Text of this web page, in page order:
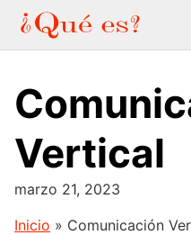
Saltar
contenido
Vertical
marzo 21, 2023
Inicio » Comunicación